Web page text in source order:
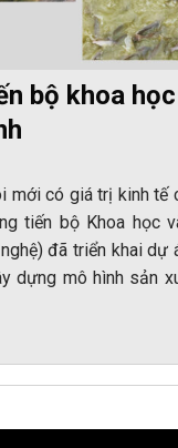
bộ khoa
mới có giá trị kinh tế
tiến bộ Khoa học
đã triển khai dự
dựng mô hình sản